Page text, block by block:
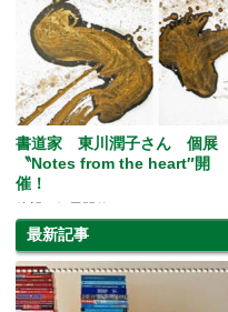
書道家 東川潤子さん 個展
〝Notes from the heart″開
催！
待望の個展開催！デモンストレーシ
ョンにもご参加ください
最新記事